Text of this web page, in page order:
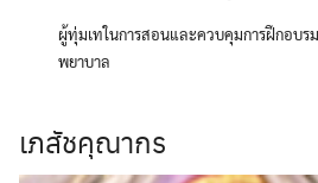
ผู้ทุ่มเทในการสอนและควบคุมการฝึกอบรม
พยาบาล
เภสัชคุณากร